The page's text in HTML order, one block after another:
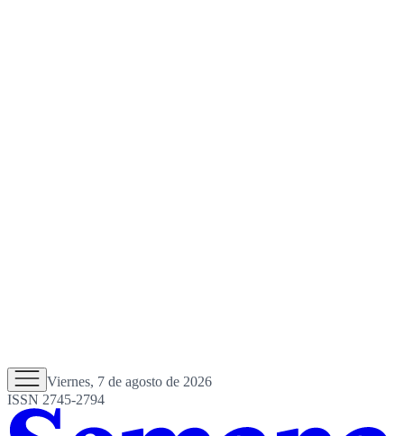
Viernes, 7 de agosto de 2026
ISSN 2745-2794